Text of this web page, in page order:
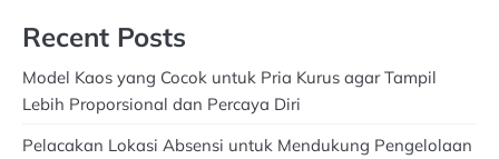
Recent Posts
Model Kaos yang Cocok untuk Pria Kurus agar Tampil
Lebih Proporsional dan Percaya Diri
Pelacakan Lokasi Absensi untuk Mendukung Pengelolaan